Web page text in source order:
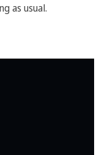
as usual.